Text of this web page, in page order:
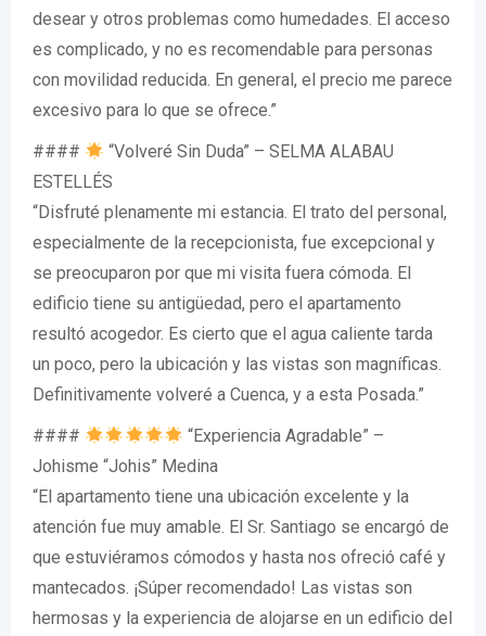
desear y otros problemas como humedades. El acceso
es complicado, y no es recomendable para personas
con movilidad reducida. En general, el precio me parece
excesivo para lo que se ofrece.”
####
“Volveré Sin Duda” – SELMA ALABAU
ESTELLÉS
“Disfruté plenamente mi estancia. El trato del personal,
especialmente de la recepcionista, fue excepcional y
se preocuparon por que mi visita fuera cómoda. El
edificio tiene su antigüedad, pero el apartamento
resultó acogedor. Es cierto que el agua caliente tarda
un poco, pero la ubicación y las vistas son magníficas.
Definitivamente volveré a Cuenca, y a esta Posada.”
####
“Experiencia Agradable” –
Johisme “Johis” Medina
“El apartamento tiene una ubicación excelente y la
atención fue muy amable. El Sr. Santiago se encargó de
que estuviéramos cómodos y hasta nos ofreció café y
mantecados. ¡Súper recomendado! Las vistas son
hermosas y la experiencia de alojarse en un edificio del